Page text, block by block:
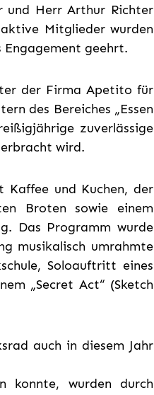
und Herr Arthur Richter
Mitglieder wurden
geehrt.
der Firma Apetito für
des Bereiches „Essen
zuverlässige
wird.
Kaffee und Kuchen, der
Broten sowie einem
Das Programm wurde
musikalisch umrahmte
Soloauftritt eines
„Secret Act“ (Sketch
auch in diesem Jahr
konnte, wurden durch